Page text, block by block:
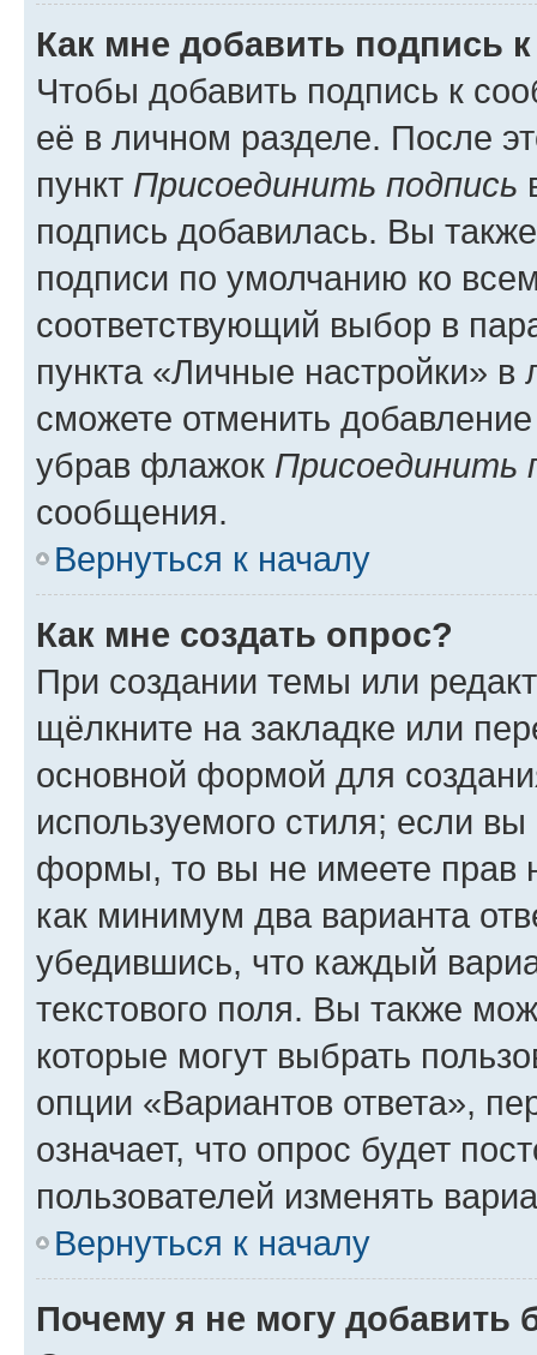
Как мне добавить подпись
Чтобы добавить подпись к
её в личном разделе. После
пункт Присоединить подпись
подпись добавилась. Вы
подписи по умолчанию ко
соответствующий выбор в
пункта «Личные настройки»
сможете отменить
убрав флажок Присоединить
сообщения.
Вернуться к началу
Как мне создать опрос?
При создании темы или
щёлкните на закладке или
основной формой для
используемого стиля; если
формы, то вы не имеете прав
как минимум два варианта
убедившись, что каждый
текстового поля. Вы также
которые могут выбрать
опции «Вариантов ответа»,
означает, что опрос будет
пользователей изменять
Вернуться к началу
Почему я не могу добавить